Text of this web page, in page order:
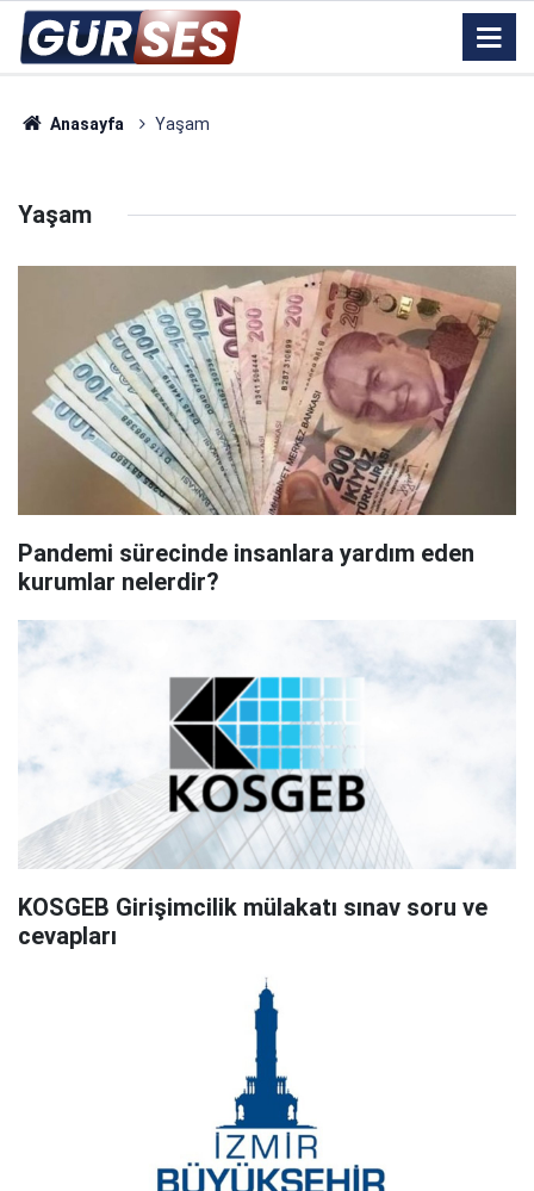
Anasayfa Yaşam
Yaşam
Pandemi sürecinde insanlara yardım eden
kurumlar nelerdir?
KOSGEB Girişimcilik mülakatı sınav soru ve
cevapları